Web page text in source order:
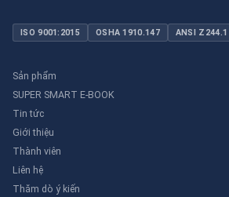
ISO 9001:2015 OSHA 1910.147 ANSI Z244.1
Sản phẩm
SUPER SMART E-BOOK
Tin tức
Giới thiệu
Thành viên
Liên hệ
Thăm dò ý kiến